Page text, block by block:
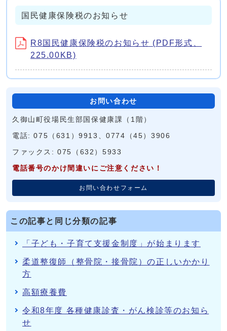
国民健康保険税のお知らせ
R8国民健康保険税のお知らせ (PDF形式、
225.00KB)
お問い合わせ
久御山町役場民生部国保健康課（1階）
電話: 075（631）9913、0774（45）3906
ファックス: 075（632）5933
電話番号のかけ間違いにご注意ください！
お問い合わせフォーム
この記事と同じ分類の記事
「子ども・子育て支援金制度」が始まります
柔道整復師（整骨院・接骨院）の正しいかかり
方
高額療養費
令和8年度 各種健康診査・がん検診等のお知ら
せ